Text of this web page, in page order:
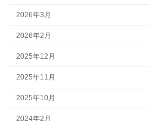
2026年3月
2026年2月
2025年12月
2025年11月
2025年10月
2024年2月